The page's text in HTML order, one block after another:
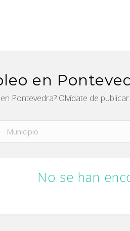
en
Olvídate de publicar
No se han